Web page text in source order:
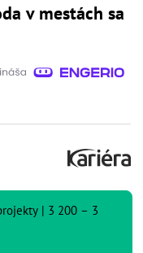
v mestách sa
| 3 200 – 3